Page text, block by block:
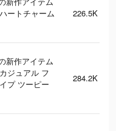
ートチャーム
226.5K
新作アイテム
ジュアル フ
プ ツーピー
284.2K